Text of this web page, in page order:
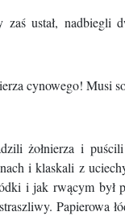
zaś ustał, nadbiegli
cynowego! Musi
żołnierza i
i klaskali z
i jak rwącym był
Papierowa